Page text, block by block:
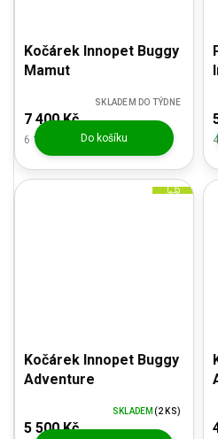
Kočárek Innopet Buggy
Mamut
6 115,70 Kč bez DPH
7 400 Kč
SKLADEM DO TÝDNE
Do košíku
Z
Kočárek Innopet Buggy
Adventure
5 500 Kč
SKLADEM (2 KS)